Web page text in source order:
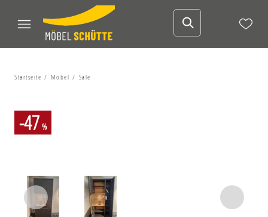
Startseite Möbel Sale
-47 %